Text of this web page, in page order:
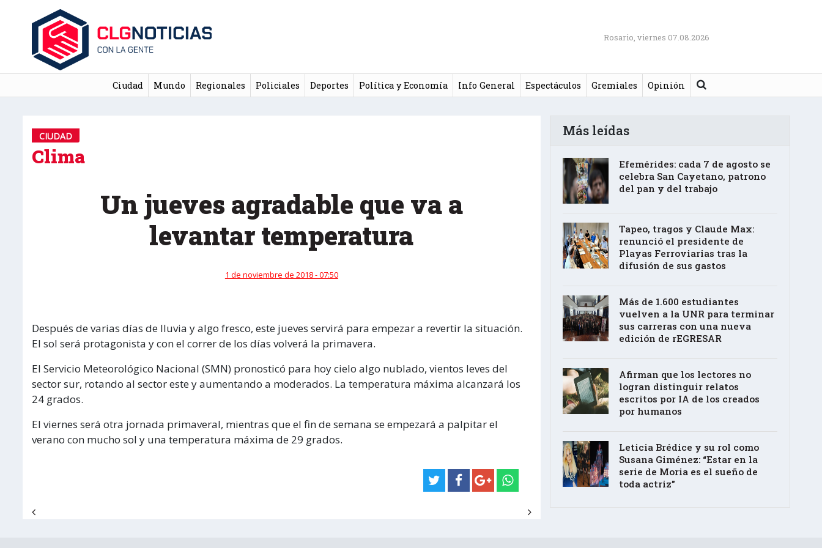
Rosario, viernes 07.08.2026
Ciudad Mundo Regionales Policiales Deportes Política y Economía Info General Espectáculos Gremiales Opinión Buscar
CIUDAD
Clima
Un jueves agradable que va a
levantar temperatura
1 de noviembre de 2018 - 07:50
Después de varias días de lluvia y algo fresco, este jueves servirá para empezar a revertir la situación.
El sol será protagonista y con el correr de los días volverá la primavera.
El Servicio Meteorológico Nacional (SMN) pronosticó para hoy cielo algo nublado, vientos leves del
sector sur, rotando al sector este y aumentando a moderados. La temperatura máxima alcanzará los
24 grados.
El viernes será otra jornada primaveral, mientras que el fin de semana se empezará a palpitar el
verano con mucho sol y una temperatura máxima de 29 grados.
Más leídas
Efemérides: cada 7 de agosto se
celebra San Cayetano, patrono
del pan y del trabajo
Tapeo, tragos y Claude Max:
renunció el presidente de
Playas Ferroviarias tras la
difusión de sus gastos
Más de 1.600 estudiantes
vuelven a la UNR para terminar
sus carreras con una nueva
edición de rEGRESAR
Afirman que los lectores no
logran distinguir relatos
escritos por IA de los creados
por humanos
Leticia Brédice y su rol como
Susana Giménez: “Estar en la
serie de Moria es el sueño de
toda actriz”